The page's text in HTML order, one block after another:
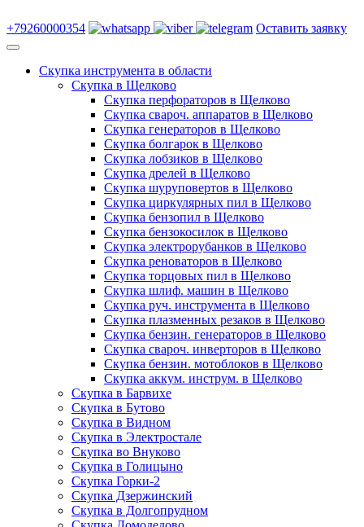
+79260000354 Оставить заявку
Скупка инструмента в области
Скупка в Щелково
Скупка перфораторов в Щелково
Скупка свароч. аппаратов в Щелково
Скупка генераторов в Щелково
Скупка болгарок в Щелково
Скупка лобзиков в Щелково
Скупка дрелей в Щелково
Скупка шуруповертов в Щелково
Скупка циркулярных пил в Щелково
Скупка бензопил в Щелково
Скупка бензокосилок в Щелково
Скупка электрорубанков в Щелково
Скупка реноваторов в Щелково
Скупка торцовых пил в Щелково
Скупка шлиф. машин в Щелково
Скупка руч. инструмента в Щелково
Скупка плазменных резаков в Щелково
Скупка бензин. генераторов в Щелково
Скупка свароч. инверторов в Щелково
Скупка бензин. мотоблоков в Щелково
Скупка аккум. инструм. в Щелково
Скупка в Барвихе
Скупка в Бутово
Скупка в Видном
Скупка в Электростале
Скупка во Внуково
Скупка в Голицыно
Скупка Горки-2
Скупка Дзержинский
Скупка в Долгопрудном